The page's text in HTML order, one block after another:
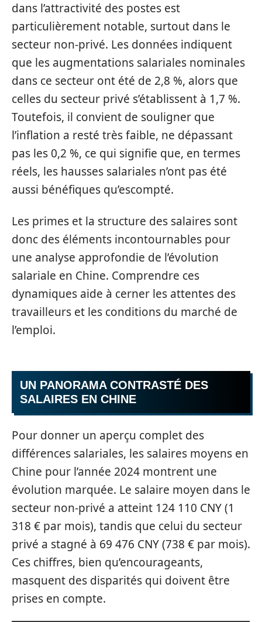
dans l’attractivité des postes est
particulièrement notable, surtout dans le
secteur non-privé. Les données indiquent
que les augmentations salariales nominales
dans ce secteur ont été de 2,8 %, alors que
celles du secteur privé s’établissent à 1,7 %.
Toutefois, il convient de souligner que
l’inflation a resté très faible, ne dépassant
pas les 0,2 %, ce qui signifie que, en termes
réels, les hausses salariales n’ont pas été
aussi bénéfiques qu’escompté.
Les primes et la structure des salaires sont
donc des éléments incontournables pour
une analyse approfondie de l’évolution
salariale en Chine. Comprendre ces
dynamiques aide à cerner les attentes des
travailleurs et les conditions du marché de
l’emploi.
UN PANORAMA CONTRASTÉ DES
SALAIRES EN CHINE
Pour donner un aperçu complet des
différences salariales, les salaires moyens en
Chine pour l’année 2024 montrent une
évolution marquée. Le salaire moyen dans le
secteur non-privé a atteint 124 110 CNY (1
318 € par mois), tandis que celui du secteur
privé a stagné à 69 476 CNY (738 € par mois).
Ces chiffres, bien qu’encourageants,
masquent des disparités qui doivent être
prises en compte.